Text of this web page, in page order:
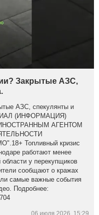
Закрытые АЗС,
АЗС, спекулянты и
(ИНФОРМАЦИЯ)
АГЕНТОМ
Топливный кризис
работают менее
области у перекупщиков
сообщают о кражах
самые важные события
Подробнее:
06 июля 2026, 15:29